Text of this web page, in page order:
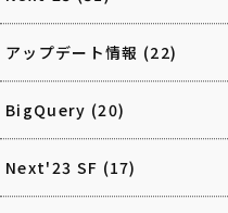
アップデート情報 (22)
BigQuery (20)
Next'23 SF (17)